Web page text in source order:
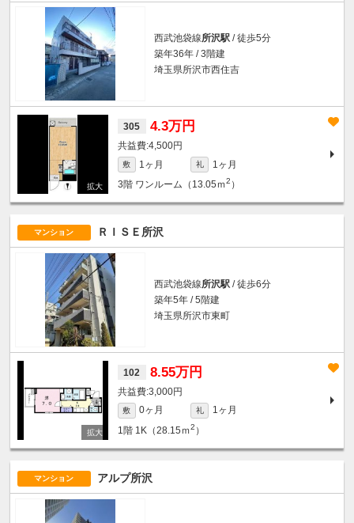
西武池袋線所沢駅 / 徒歩5分
築年36年 / 3階建
埼玉県所沢市西住吉
305 4.3万円
4,500円
敷 1ヶ月 礼
1ヶ月
3階 ワンルーム（13.05ｍ2 ）
マンション ＲＩＳＥ所沢
西武池袋線所沢駅 / 徒歩6分
築年5年 / 5階建
埼玉県所沢市東町
102 8.55万円
3,000円
敷 0ヶ月 礼
1ヶ月
1階 1K（28.15ｍ2 ）
マンション アルプ所沢